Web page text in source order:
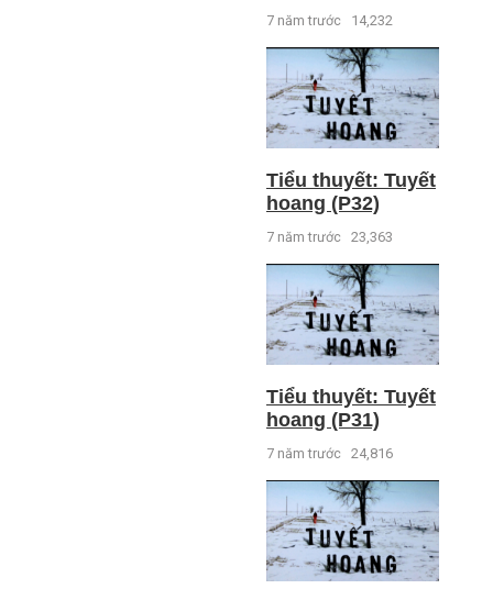
7 năm trước 14,232
Tiểu thuyết: Tuyết
hoang (P32)
7 năm trước 23,363
Tiểu thuyết: Tuyết
hoang (P31)
7 năm trước 24,816